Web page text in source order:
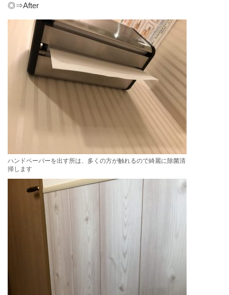
◎⇒After
ハンドペーパーを出す所は、多くの方が触れるので綺麗に除菌清
掃します